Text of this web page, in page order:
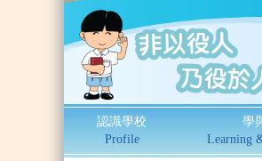
認識學校
Profile
學
Learning